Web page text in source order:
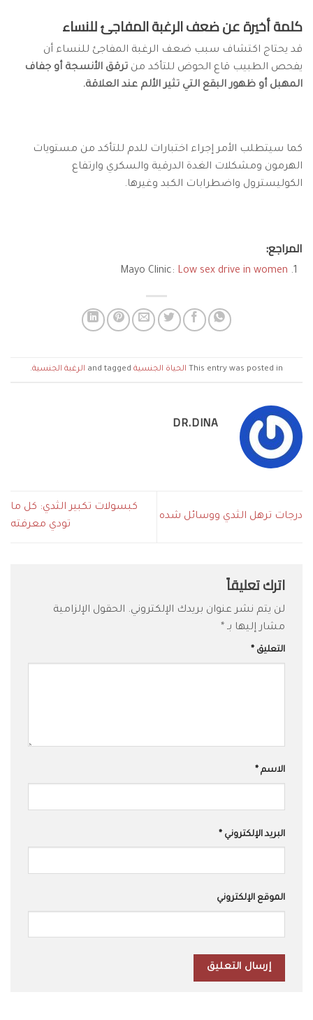
كلمة أخيرة عن ضعف الرغبة المفاجئ للنساء
قد يحتاج اكتشاف سبب ضعف الرغبة المفاجئ للنساء أن
يفحص الطبيب قاع الحوض للتأكد من ترقق الأنسجة أو جفاف
المهبل أو ظهور البقع التي تثير الألم عند العلاقة.
كما سيتطلب الأمر إجراء اختبارات للدم للتأكد من مستويات
الهرمون ومشكلات الغدة الدرقية والسكري وارتفاع
الكوليسترول واضطرابات الكبد وغيرها.
المراجع:
Mayo Clinic: Low sex drive in women
This entry was posted in الحياة الجنسية الرغبة الجنسية.
DR.DINA
درجات ترهل الثدي ووسائل شده
كبسولات تكبير الثدي: كل ما
تودي معرفته
اترك تعليقاً
لن يتم نشر عنوان بريدك الإلكتروني. الحقول الإلزامية
مشار إليها بـ *
التعليق *
الاسم *
البريد الإلكتروني *
الموقع الإلكتروني